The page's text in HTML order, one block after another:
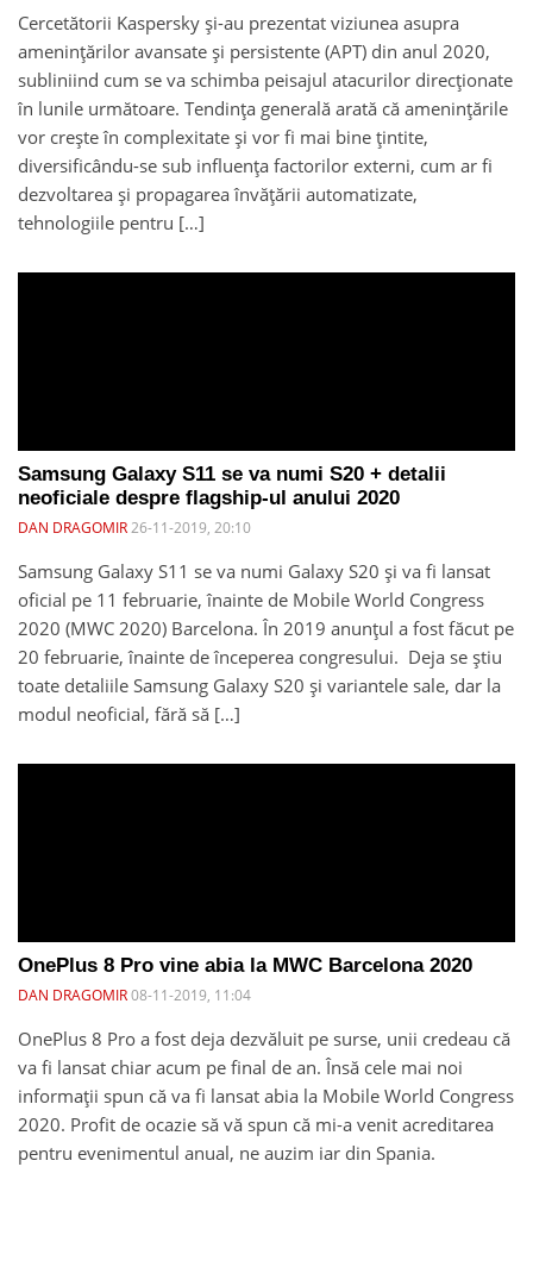
Cercetătorii Kaspersky și-au prezentat viziunea asupra
amenințărilor avansate și persistente (APT) din anul 2020,
subliniind cum se va schimba peisajul atacurilor direcționate
în lunile următoare. Tendința generală arată că amenințările
vor crește în complexitate și vor fi mai bine țintite,
diversificându-se sub influența factorilor externi, cum ar fi
dezvoltarea și propagarea învățării automatizate,
tehnologiile pentru […]
Samsung Galaxy S11 se va numi S20 + detalii
neoficiale despre flagship-ul anului 2020
DAN DRAGOMIR26-11-2019, 20:10
Samsung Galaxy S11 se va numi Galaxy S20 și va fi lansat
oficial pe 11 februarie, înainte de Mobile World Congress
2020 (MWC 2020) Barcelona. În 2019 anunțul a fost făcut pe
20 februarie, înainte de începerea congresului. Deja se știu
toate detaliile Samsung Galaxy S20 și variantele sale, dar la
modul neoficial, fără să […]
OnePlus 8 Pro vine abia la MWC Barcelona 2020
DAN DRAGOMIR08-11-2019, 11:04
OnePlus 8 Pro a fost deja dezvăluit pe surse, unii credeau că
va fi lansat chiar acum pe final de an. Însă cele mai noi
informații spun că va fi lansat abia la Mobile World Congress
2020. Profit de ocazie să vă spun că mi-a venit acreditarea
pentru evenimentul anual, ne auzim iar din Spania.